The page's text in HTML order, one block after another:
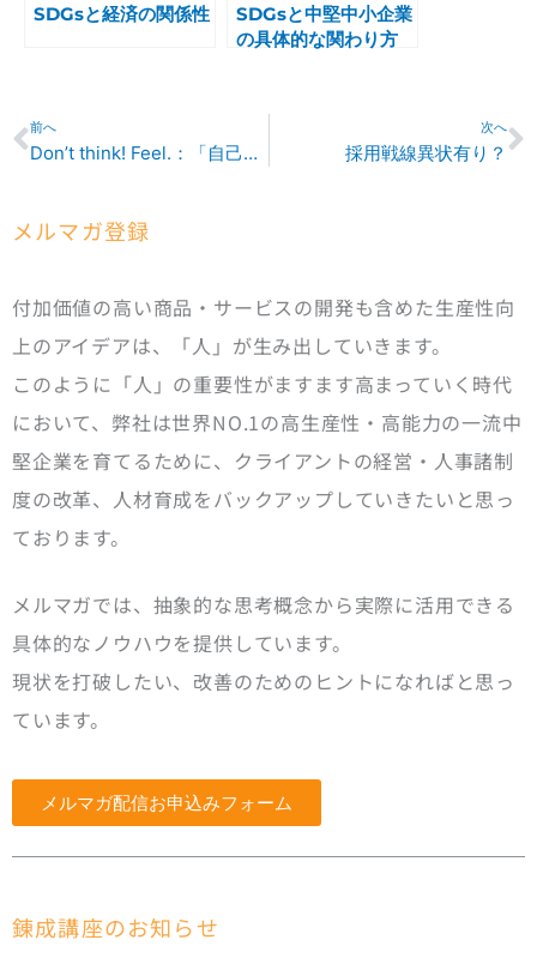
SDGsと経済の関係性
SDGsと中堅中小企業
の具体的な関わり方
Prev
前へ
Don’t think! Feel.：「自己共感」と「禅」の共通点
次へ
採用戦線異状有り？
メルマガ登録
付加価値の高い商品・サービスの開発も含めた生産性向
上のアイデアは、「人」が生み出していきます。
このように「人」の重要性がますます高まっていく時代
において、弊社は世界NO.1の高生産性・高能力の一流中
堅企業を育てるために、クライアントの経営・人事諸制
度の改革、人材育成をバックアップしていきたいと思っ
ております。
メルマガでは、抽象的な思考概念から実際に活用できる
具体的なノウハウを提供しています。
現状を打破したい、改善のためのヒントになればと思っ
ています。
メルマガ配信お申込みフォーム
錬成講座のお知らせ